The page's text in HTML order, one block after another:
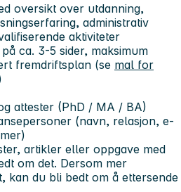
oversikt over utdanning,
administrativ
aktiviteter
ca. 3-5 sider, maksimum
fremdriftsplan (se mal for
attester (PhD / MA / BA)
(navn, relasjon, e-
artikler eller oppgave med
om det. Dersom mer
kan du bli bedt om å ettersende